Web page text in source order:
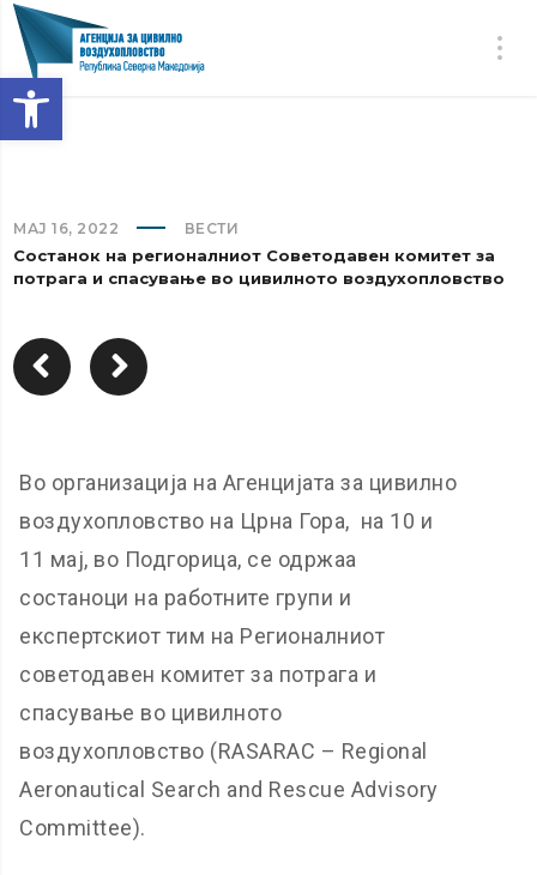
Open toolbar
МАЈ 16, 2022 ВЕСТИ
Состанок на регионалниот Советодавен комитет за
потрага и спасување во цивилното воздухопловство
Во организација на Агенцијата за цивилно
воздухопловство на Црна Гора, на 10 и
11 мај, во Подгорица, се одржаа
состаноци на работните групи и
експертскиот тим на Регионалниот
советодавен комитет за потрага и
спасување во цивилното
воздухопловство (RASARAC – Regional
Aeronautical Search and Rescue Advisory
Committee).